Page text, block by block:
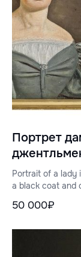
Портрет
галстуке,
Portrait of a lady
a black coat and
50 000₽